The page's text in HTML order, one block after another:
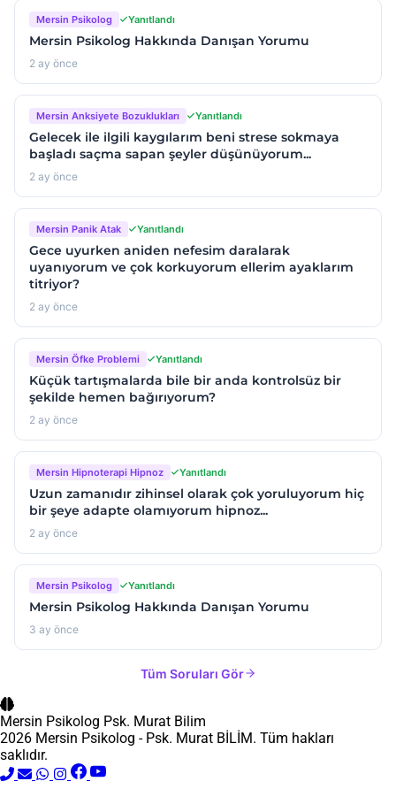
Mersin Psikolog Yanıtlandı
Mersin Psikolog Hakkında Danışan Yorumu
2 ay önce
Mersin Anksiyete Bozuklukları Yanıtlandı
Gelecek ile ilgili kaygılarım beni strese sokmaya
başladı saçma sapan şeyler düşünüyorum...
2 ay önce
Mersin Panik Atak Yanıtlandı
Gece uyurken aniden nefesim daralarak
uyanıyorum ve çok korkuyorum ellerim ayaklarım
titriyor?
2 ay önce
Mersin Öfke Problemi Yanıtlandı
Küçük tartışmalarda bile bir anda kontrolsüz bir
şekilde hemen bağırıyorum?
2 ay önce
Mersin Hipnoterapi Hipnoz Yanıtlandı
Uzun zamanıdır zihinsel olarak çok yoruluyorum hiç
bir şeye adapte olamıyorum hipnoz...
2 ay önce
Mersin Psikolog Yanıtlandı
Mersin Psikolog Hakkında Danışan Yorumu
3 ay önce
Tüm Soruları Gör
Mersin Psikolog Psk. Murat Bilim
2026 Mersin Psikolog - Psk. Murat BİLİM. Tüm hakları
saklıdır.